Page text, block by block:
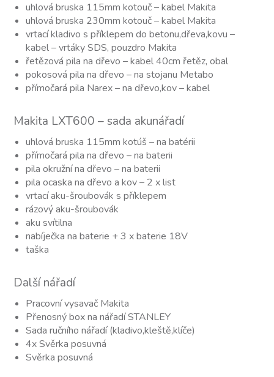
uhlová bruska 115mm kotouč – kabel Makita
uhlová bruska 230mm kotouč – kabel Makita
vrtací kladivo s příklepem do betonu,dřeva,kovu –
kabel – vrtáky SDS, pouzdro Makita
řetězová pila na dřevo – kabel 40cm řetěz, obal
pokosová pila na dřevo – na stojanu Metabo
přímočará pila Narex – na dřevo,kov – kabel
Makita LXT600 – sada akunářadí
uhlová bruska 115mm kotúš – na batérii
přímočará pila na dřevo – na baterii
pila okružní na dřevo – na baterii
pila ocaska na dřevo a kov – 2 x list
vrtací aku-šroubovák s příklepem
rázový aku-šroubovák
aku svítilna
nabíječka na baterie + 3 x baterie 18V
taška
Další nářadí
Pracovní vysavač Makita
Přenosný box na nářadí STANLEY
Sada ručního nářadí (kladivo,kleště,klíče)
4x Svěrka posuvná
Svěrka posuvná